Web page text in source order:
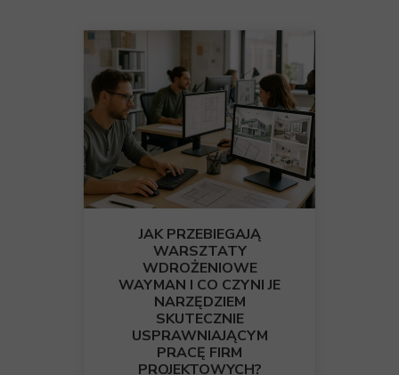
JAK PRZEBIEGAJĄ
WARSZTATY
WDROŻENIOWE
WAYMAN I CO CZYNI JE
NARZĘDZIEM
SKUTECZNIE
USPRAWNIAJĄCYM
PRACĘ FIRM
PROJEKTOWYCH?